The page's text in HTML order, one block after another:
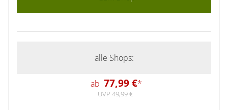
alle Shops:
ab 77,99 €*
UVP 49,99 €